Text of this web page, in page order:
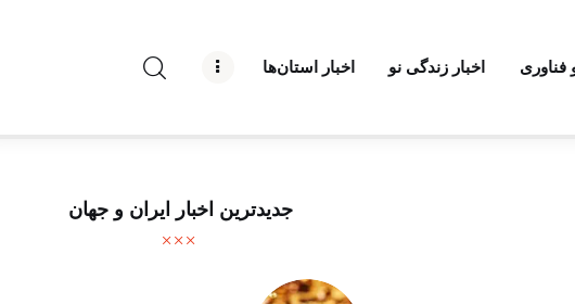
فناوری اخبار زندگی نو اخبار استان‌ها
درباره راه‌ نو نیوز
جدیدترین اخبار ایران و جهان